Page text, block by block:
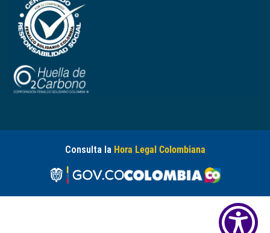
Consulta la Hora Legal Colombiana